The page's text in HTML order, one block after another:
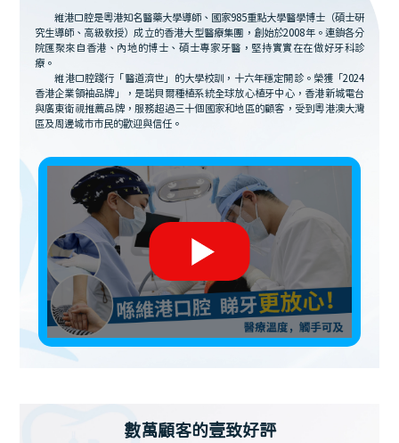
維港口腔是粵港知名醫藥大學導師、國家985重點大學醫學博士（碩士研
究生導師、高級教授）成立的香港大型醫療集團，創始於2008年。連鎖各分
院匯聚來自香港、內地的博士、碩士專家牙醫，堅持實實在在做好牙科診
療。
維港口腔踐行「醫道濟世」的大學校訓，十六年穩定開診。榮獲「2024
香港企業領袖品牌」，是諾貝爾種植系統全球放心植牙中心，香港新城電台
與廣東衛視推薦品牌，服務超過三十個國家和地區的顧客，受到粵港澳大灣
區及周邊城市市民的歡迎與信任。
數萬顧客的壹致好評